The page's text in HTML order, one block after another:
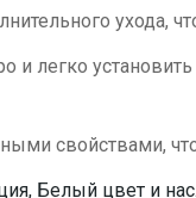
ухода,
и легко
свойствами,
Белый цвет и